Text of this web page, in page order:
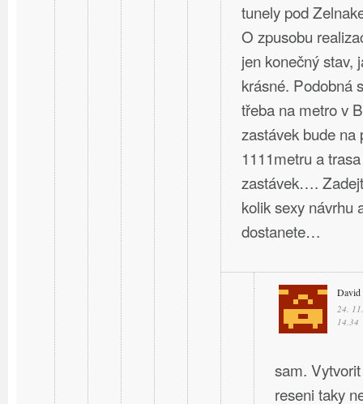
tunely pod
O zpusobu
jen konečný stav,
krásné. Podobná
třeba na metro v
zastávek bude na
1111metru a
zastávek….
kolik sexy návrhu
dostanete…
David
24.
14.34
sam.
reseni taky